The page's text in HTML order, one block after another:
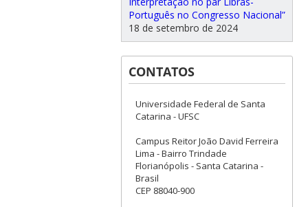
Português no Congresso Nacional”
18 de setembro de 2024
CONTATOS
Universidade Federal de Santa
Catarina - UFSC
Campus Reitor João David Ferreira
Lima - Bairro Trindade
Florianópolis - Santa Catarina -
Brasil
CEP 88040-900